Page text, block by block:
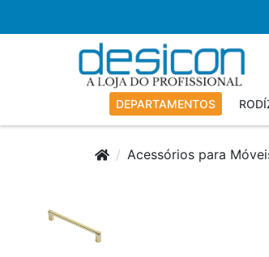
DEPARTAMENTOS
Acessórios para